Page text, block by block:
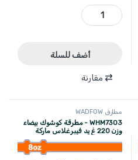
WHM7308 - مطرقة كوشوك بيضاء 660 غرام يد فيبر غلاس ماركة WADFOW quantity
أضف للسلة
مقارنة
مطارق WADFOW
WHM7303 - مطرقة كوشوك بيضاء
وزن 220 غ يد فيبر غلاس ماركة